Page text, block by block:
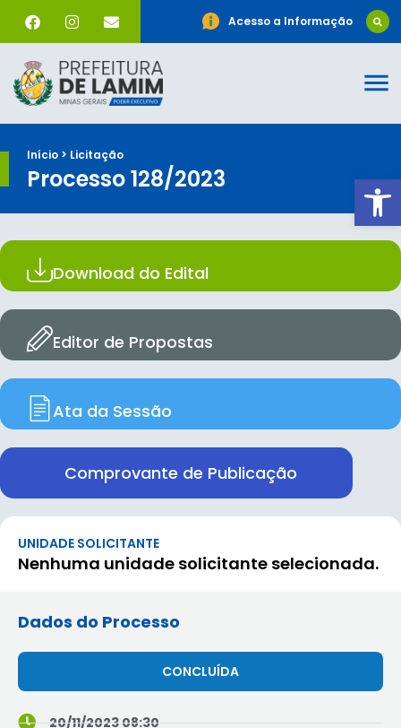
Acesso a Informação
Início > Licitação
Processo 128/2023
Download do Edital
Editor de Propostas
Ata da Sessão
Comprovante de Publicação
UNIDADE SOLICITANTE
Nenhuma unidade solicitante selecionada.
Dados do Processo
CONCLUÍDA
20/11/2023 08:30